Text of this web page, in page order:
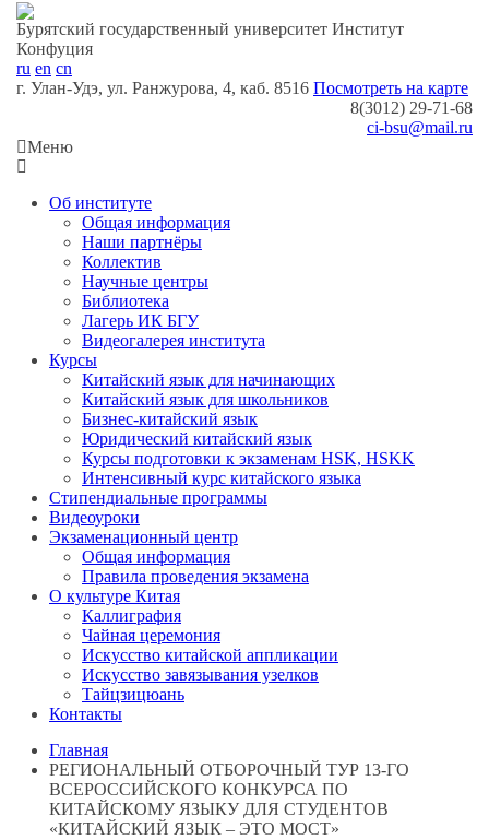
Бурятский государственный университет Институт
Конфуция
ru en cn
г. Улан-Удэ, ул. Ранжурова, 4, каб. 8516 Посмотреть на карте
8(3012) 29-71-68
ci-bsu@mail.ru
Меню
Об институте
Общая информация
Наши партнёры
Коллектив
Научные центры
Библиотека
Лагерь ИК БГУ
Видеогалерея института
Курсы
Китайский язык для начинающих
Китайский язык для школьников
Бизнес-китайский язык
Юридический китайский язык
Курсы подготовки к экзаменам HSK, HSKK
Интенсивный курс китайск​ого язык​а
Стипендиальные программы
Видеоуроки
Экзаменационный центр
Общая информация
Правила проведения экзамена
О культуре Китая
Каллиграфия
Чайная церемония
Искусство китайской аппликации
Искусство завязывания узелков
Тайцзицюань
Контакты
Главная
РЕГИОНАЛЬНЫЙ ОТБОРОЧНЫЙ ТУР 13-ГО
ВСЕРОССИЙСКОГО КОНКУРСА ПО
КИТАЙСКОМУ ЯЗЫКУ ДЛЯ СТУДЕНТОВ
«КИТАЙСКИЙ ЯЗЫК – ЭТО МОСТ»